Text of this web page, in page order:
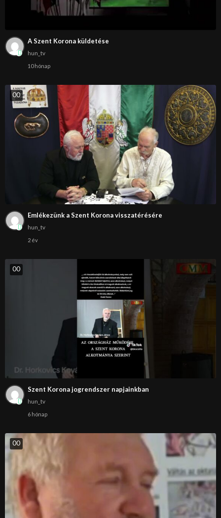
A Szent Korona küldetése
hun_tv
10 hónap
00
Emlékezünk a Szent Korona visszatérésére
hun_tv
2 év
00
Szent Korona jogrendszer napjainkban
hun_tv
6 hónap
00